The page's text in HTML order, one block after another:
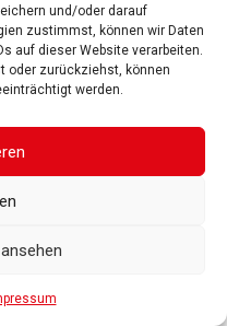
und/oder darauf
zustimmst, können wir Daten
auf dieser Website verarbeiten.
oder zurückziehst, können
werden.